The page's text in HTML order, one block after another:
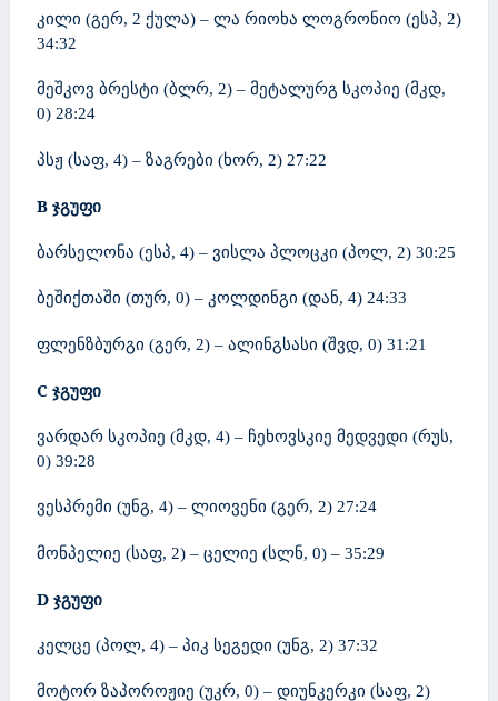
კილი (გერ, 2 ქულა) – ლა რიოხა ლოგრონიო (ესპ, 2)
34:32
მეშკოვ ბრესტი (ბლრ, 2) – მეტალურგ სკოპიე (მკდ,
0) 28:24
პსჟ (საფ, 4) – ზაგრები (ხორ, 2) 27:22
B ჯგუფი
ბარსელონა (ესპ, 4) – ვისლა პლოცკი (პოლ, 2) 30:25
ბეშიქთაში (თურ, 0) – კოლდინგი (დან, 4) 24:33
ფლენზბურგი (გერ, 2) – ალინგსასი (შვდ, 0) 31:21
C ჯგუფი
ვარდარ სკოპიე (მკდ, 4) – ჩეხოვსკიე მედვედი (რუს,
0) 39:28
ვესპრემი (უნგ, 4) – ლიოვენი (გერ, 2) 27:24
მონპელიე (საფ, 2) – ცელიე (სლნ, 0) – 35:29
D ჯგუფი
კელცე (პოლ, 4) – პიკ სეგედი (უნგ, 2) 37:32
მოტორ ზაპოროჟიე (უკრ, 0) – დიუნკერკი (საფ, 2)